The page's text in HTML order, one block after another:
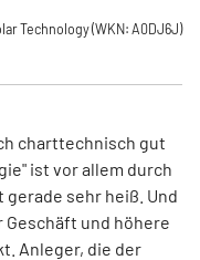
Technology(WKN: A0DJ6J)
charttechnisch gut
ist vor allem durch
sehr heiß. Und
und höhere
Anleger, die der